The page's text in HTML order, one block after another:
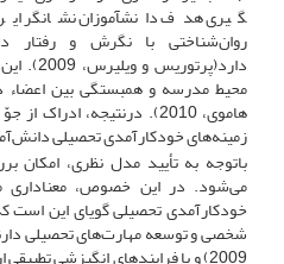
گیری هدف دانش­آموزان نشانگر
روان‌شناختی با نگرش و رفتار
محیط مدرسه و همبستگی بین
هاموی، 2010). درنتیجه،
زمینه‌های خودکارآمدی تحصیلی
باتوجه به تأیید مدل نظری، امکان
می‌شود. در این خصوص، معنا­داری
خودکارآمدی تحصیلی گویای این است
شخصی و توسعه مهارت‌های تحصیلی
2009) و با فرایندهای انگیزشی